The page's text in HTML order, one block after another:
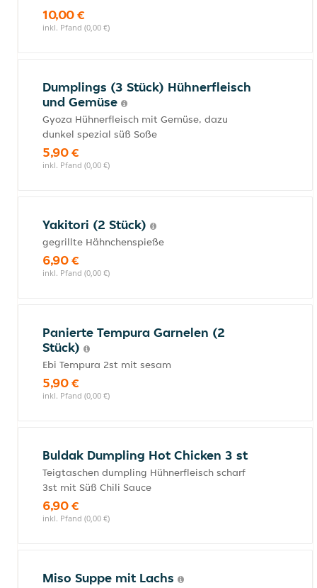
10,00 €
inkl. Pfand (0,00 €)
Dumplings (3 Stück) Hühnerfleisch
und Gemüse
Gyoza Hühnerfleisch mit Gemüse, dazu
dunkel spezial süß Soße
5,90 €
inkl. Pfand (0,00 €)
Yakitori (2 Stück)
gegrillte Hähnchenspieße
6,90 €
inkl. Pfand (0,00 €)
Panierte Tempura Garnelen (2
Stück)
Ebi Tempura 2st mit sesam
5,90 €
inkl. Pfand (0,00 €)
Buldak Dumpling Hot Chicken 3 st
Teigtaschen dumpling Hühnerfleisch scharf
3st mit Süß Chili Sauce
6,90 €
inkl. Pfand (0,00 €)
Miso Suppe mit Lachs